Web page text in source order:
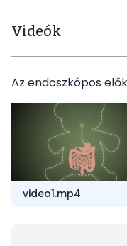
Videók
Az endoszkópos
video1.mp4